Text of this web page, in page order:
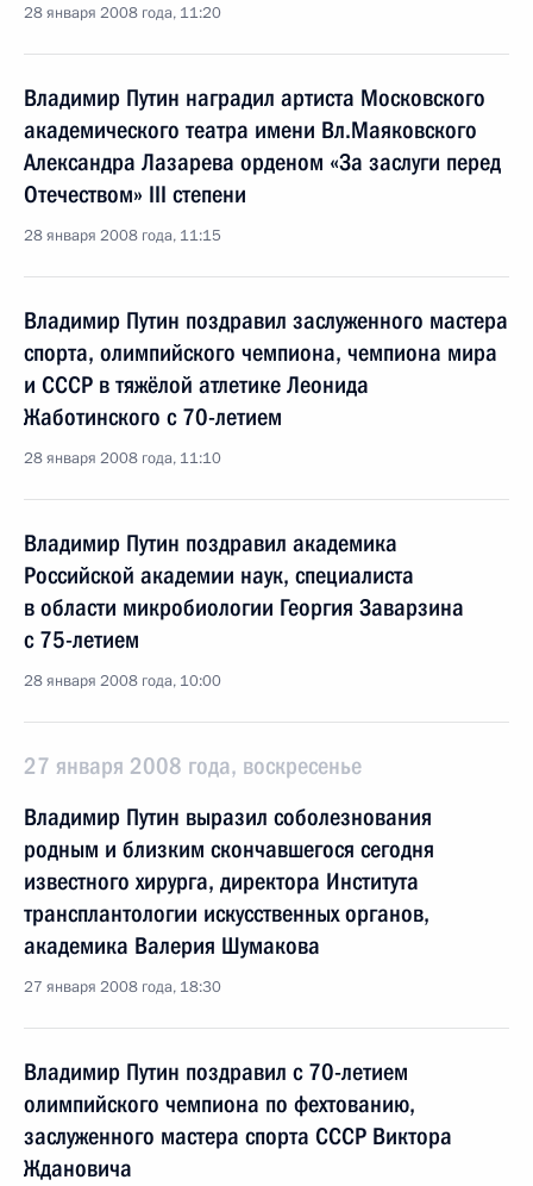
28 января 2008 года, 11:20
Владимир Путин наградил артиста Московского
академического театра имени Вл.Маяковского
Александра Лазарева орденом «За заслуги перед
Отечеством» III степени
28 января 2008 года, 11:15
Владимир Путин поздравил заслуженного мастера
спорта, олимпийского чемпиона, чемпиона мира
и СССР в тяжёлой атлетике Леонида
Жаботинского с 70-летием
28 января 2008 года, 11:10
Владимир Путин поздравил академика
Российской академии наук, специалиста
в области микробиологии Георгия Заварзина
с 75-летием
28 января 2008 года, 10:00
27 января 2008 года, воскресенье
Владимир Путин выразил соболезнования
родным и близким скончавшегося сегодня
известного хирурга, директора Института
трансплантологии искусственных органов,
академика Валерия Шумакова
27 января 2008 года, 18:30
Владимир Путин поздравил с 70-летием
олимпийского чемпиона по фехтованию,
заслуженного мастера спорта СССР Виктора
Ждановича